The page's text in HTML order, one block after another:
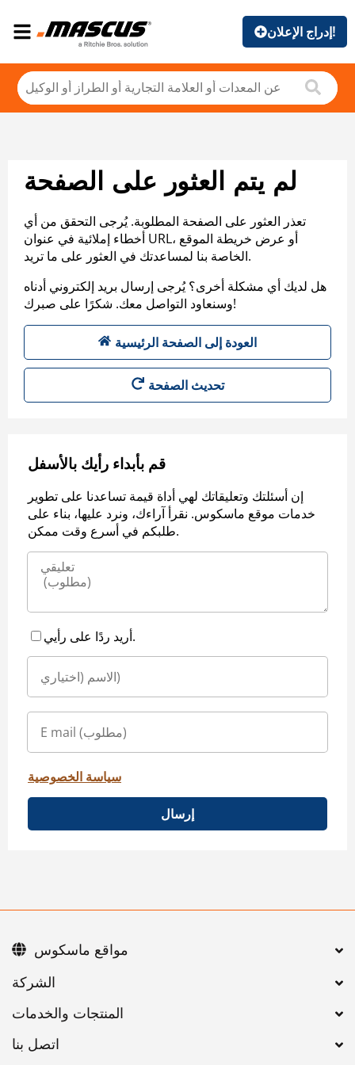
إدراج الإعلان!
لم يتم العثور على الصفحة
تعذر العثور على الصفحة المطلوبة. يُرجى التحقق من أي
أخطاء إملائية في عنوان URL، أو عرض خريطة الموقع
الخاصة بنا لمساعدتك في العثور على ما تريد.
هل لديك أي مشكلة أخرى؟ يُرجى إرسال بريد إلكتروني أدناه
وسنعاود التواصل معك. شكرًا على صبرك!
العودة إلى الصفحة الرئيسية
تحديث الصفحة
قم بأبداء رأيك بالأسفل
إن أسئلتك وتعليقاتك لهي أداة قيمة تساعدنا على تطوير
خدمات موقع ماسكوس. نقرأ آراءك، ونرد عليها، بناء على
طلبكم في أسرع وقت ممكن.
أريد ردًا على رأيي.
سياسة الخصوصية
إرسال
اتصل بنا
مواقع ماسكوس